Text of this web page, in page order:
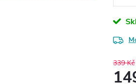
339 Kč